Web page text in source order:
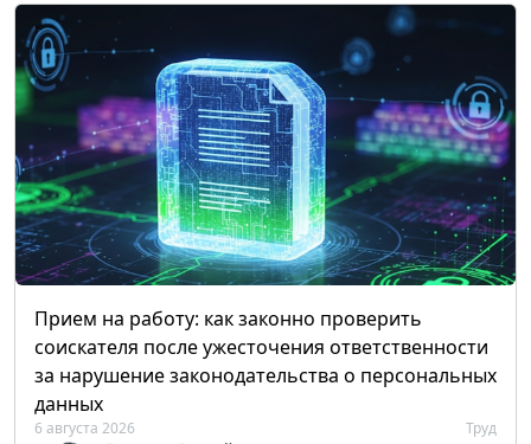
Прием на работу: как законно проверить
соискателя после ужесточения ответственности
за нарушение законодательства о персональных
данных
6 августа 2026 Труд